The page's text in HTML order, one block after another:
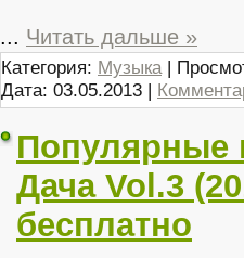
... Читать дальше »
Категория: Музыка |
Дата: 03.05.2013 |
Популярные
Дача Vol.3
бесплатно